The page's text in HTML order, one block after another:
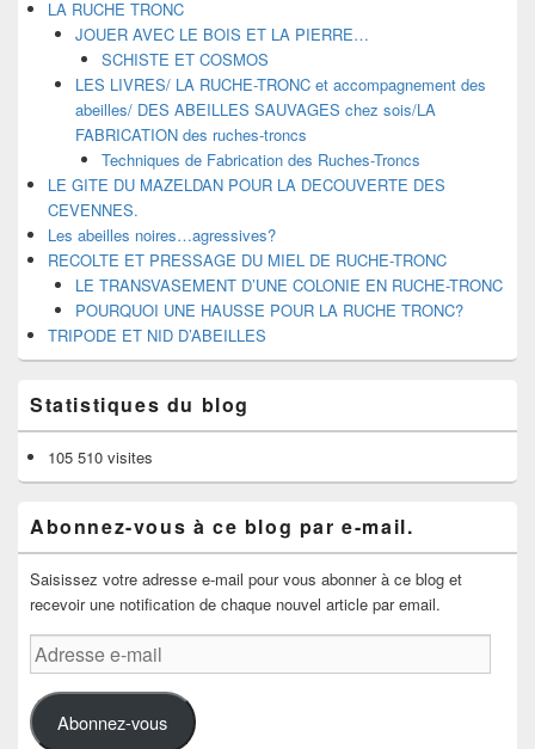
LA RUCHE TRONC
JOUER AVEC LE BOIS ET LA PIERRE…
SCHISTE ET COSMOS
LES LIVRES/ LA RUCHE-TRONC et accompagnement des
abeilles/ DES ABEILLES SAUVAGES chez sois/LA
FABRICATION des ruches-troncs
Techniques de Fabrication des Ruches-Troncs
LE GITE DU MAZELDAN POUR LA DECOUVERTE DES
CEVENNES.
Les abeilles noires…agressives?
RECOLTE ET PRESSAGE DU MIEL DE RUCHE-TRONC
LE TRANSVASEMENT D’UNE COLONIE EN RUCHE-TRONC
POURQUOI UNE HAUSSE POUR LA RUCHE TRONC?
TRIPODE ET NID D’ABEILLES
Statistiques du blog
105 510 visites
Abonnez-vous à ce blog par e-mail.
Saisissez votre adresse e-mail pour vous abonner à ce blog et
recevoir une notification de chaque nouvel article par email.
Adresse
e-
mail
Abonnez-vous